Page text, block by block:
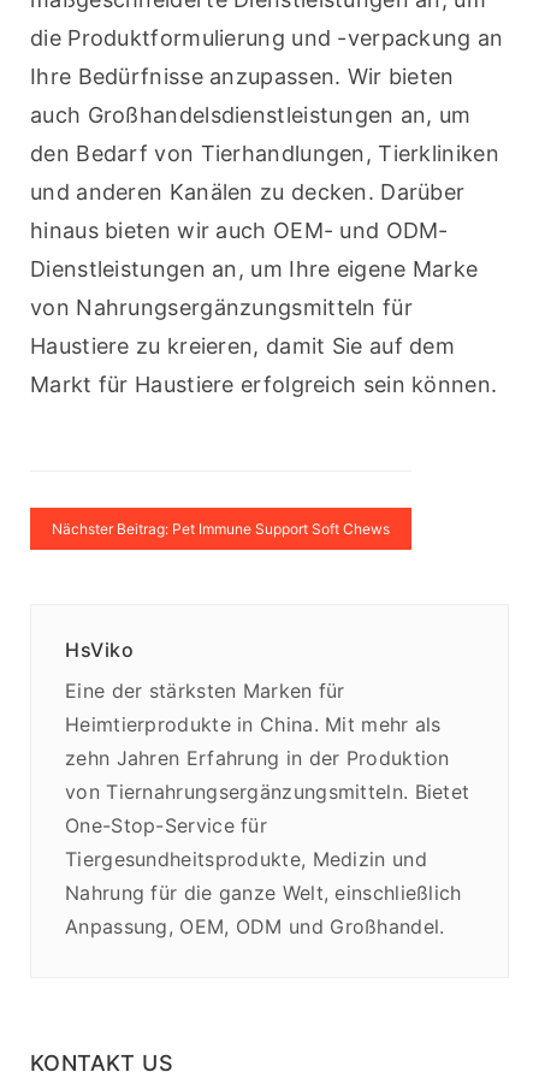
die Produktformulierung und -verpackung an
Ihre Bedürfnisse anzupassen. Wir bieten
auch Großhandelsdienstleistungen an, um
den Bedarf von Tierhandlungen, Tierkliniken
und anderen Kanälen zu decken. Darüber
hinaus bieten wir auch OEM- und ODM-
Dienstleistungen an, um Ihre eigene Marke
von Nahrungsergänzungsmitteln für
Haustiere zu kreieren, damit Sie auf dem
Markt für Haustiere erfolgreich sein können.
Nächster Beitrag: Pet Immune Support Soft Chews
HsViko
Eine der stärksten Marken für
Heimtierprodukte in China. Mit mehr als
zehn Jahren Erfahrung in der Produktion
von Tiernahrungsergänzungsmitteln. Bietet
One-Stop-Service für
Tiergesundheitsprodukte, Medizin und
Nahrung für die ganze Welt, einschließlich
Anpassung, OEM, ODM und Großhandel.
KONTAKT US